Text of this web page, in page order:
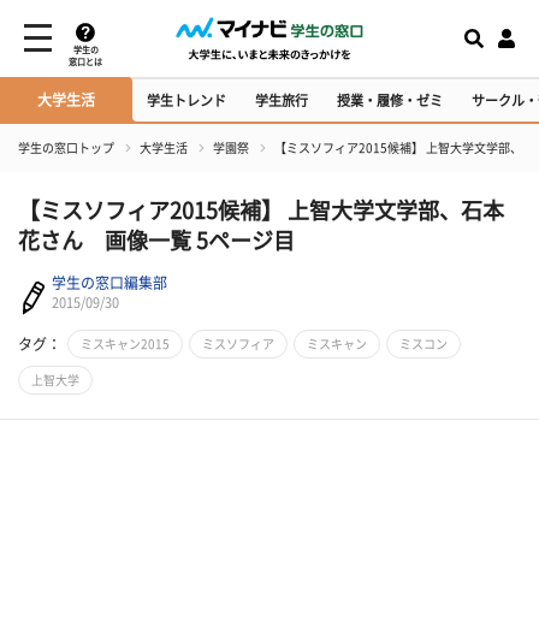
学生の
窓口とは
大学生活 学生トレンド 学生旅行 授業・履修・ゼミ サークル
学生の窓口トップ 大学生活 学園祭 【ミスソフィア2015候補】 上智大学文学部、
【ミスソフィア2015候補】 上智大学文学部、石本
花さん 画像一覧 5ページ目
学生の窓口編集部
2015/09/30
タグ： ミスキャン2015 ミスソフィア ミスキャン ミスコン
上智大学